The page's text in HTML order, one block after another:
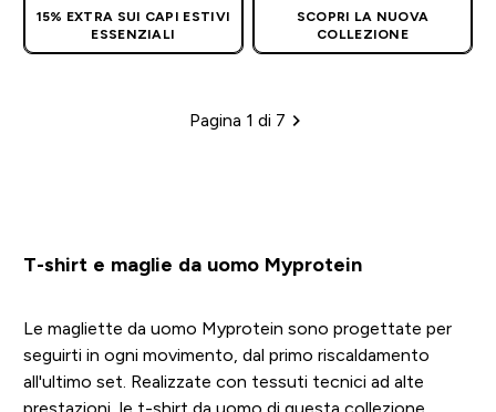
15% EXTRA SUI CAPI ESTIVI
ESSENZIALI
SCOPRI LA NUOVA
COLLEZIONE
Impaginazione
Pagina 1 di 7
T-shirt e maglie da uomo Myprotein
Le magliette da uomo Myprotein sono progettate per
seguirti in ogni movimento, dal primo riscaldamento
all'ultimo set. Realizzate con tessuti tecnici ad alte
prestazioni, le t-shirt da uomo di questa collezione